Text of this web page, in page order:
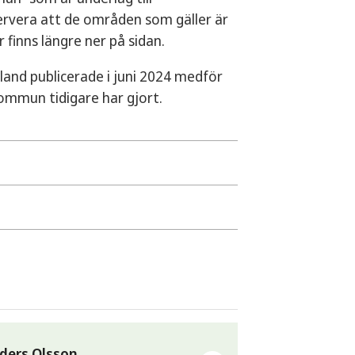
att de områden som gäller är
längre ner på sidan.
publicerade i juni 2024 medför
tidigare har gjort.
och andra berörda
visa landskapets värden, karaktär
tål en storskalig
höjderna runt
måste ta hänsyn till